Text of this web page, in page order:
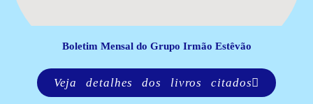
Boletim Mensal do Grupo Irmão Estêvão
Veja detalhes dos livros citados